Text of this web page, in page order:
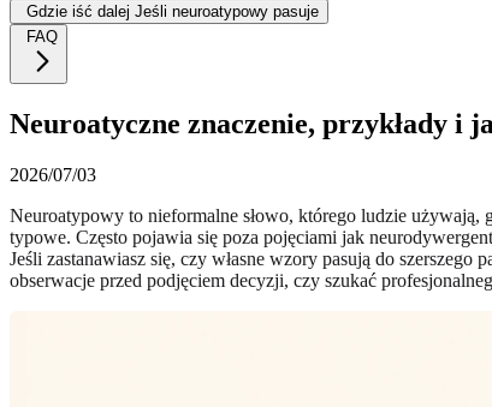
Gdzie iść dalej Jeśli neuroatypowy pasuje
FAQ
Neuroatyczne znaczenie, przykłady i
2026/07/03
Neuroatypowy to nieformalne słowo, którego ludzie używają,
typowe. Często pojawia się poza pojęciami jak
Jeśli zastanawiasz się, czy własne wzory pasują do
obserwacje przed podjęciem decyzji, czy szukać